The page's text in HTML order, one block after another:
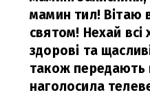
мамин тил! Вітаю
святом! Нехай всі
здорові та
також передають
наголосила